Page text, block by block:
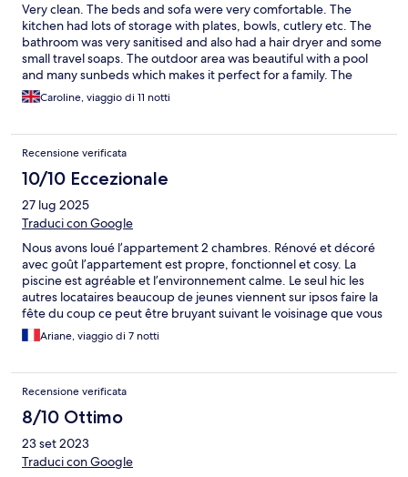
Very clean. The beds and sofa were very comfortable. The
kitchen had lots of storage with plates, bowls, cutlery etc. The
bathroom was very sanitised and also had a hair dryer and some
small travel soaps. The outdoor area was beautiful with a pool
and many sunbeds which makes it perfect for a family. The
apartments were also cleaned regulary this included of, beds
changed,new towels, and more. Overall i would highly
Caroline, viaggio di 11 notti
Recensione verificata
10/10 Eccezionale
27 lug 2025
Traduci con Google
Nous avons loué l’appartement 2 chambres. Rénové et décoré
avec goût l’appartement est propre, fonctionnel et cosy. La
piscine est agréable et l’environnement calme. Le seul hic les
autres locataires beaucoup de jeunes viennent sur ipsos faire la
fête du coup ce peut être bruyant suivant le voisinage que vous
avez. Nous avions une bande d’italiens fêtards à côté c’était
moyen dommage car le lieu est plutôt calme. Elena répond à
Ariane, viaggio di 7 notti
Recensione verificata
8/10 Ottimo
23 set 2023
Traduci con Google